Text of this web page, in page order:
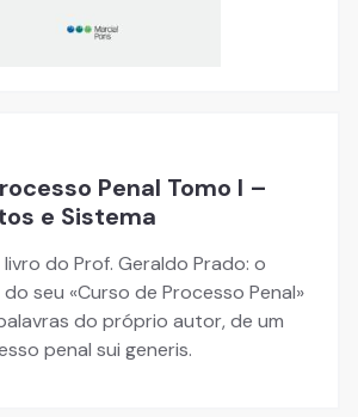
Penal Tomo I –
e Sistema
do Prof. Geraldo Prado: o
seu «Curso de Processo Penal»
do próprio autor, de um
penal sui generis.